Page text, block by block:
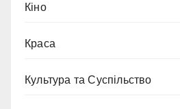
Кіно
Краса
Культура та Суспільство